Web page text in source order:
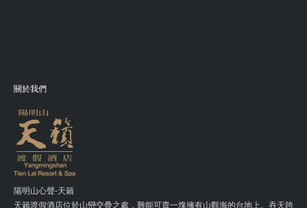
關於我們
陽明山心聲-天籟
天籟渡假酒店位於山巒交疊之處，難能可貴一塊擁有山觀海的台地上。吞天跨